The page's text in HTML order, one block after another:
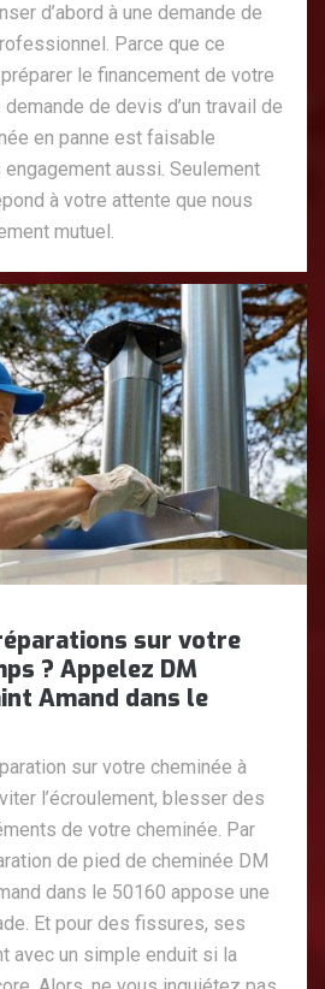
d’abord à une demande de
Parce que ce
le financement de votre
demande de devis d’un travail de
en panne est faisable
aussi. Seulement
à votre attente que nous
mutuel.
sur votre
? Appelez DM
Amand dans le
sur votre cheminée à
l’écroulement, blesser des
de votre cheminée. Par
de pied de cheminée DM
dans le 50160 appose une
Et pour des fissures, ses
avec un simple enduit si la